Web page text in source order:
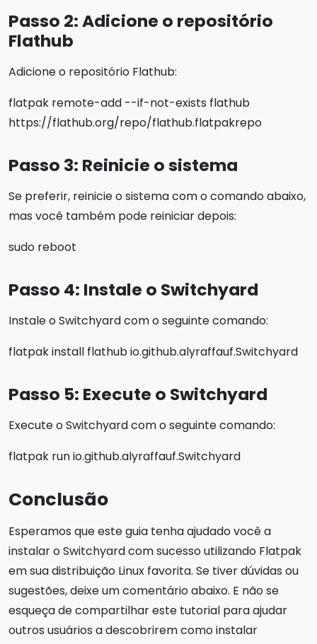
Passo 2: Adicione o repositório
Flathub
Adicione o repositório Flathub:
flatpak remote-add --if-not-exists flathub
https://flathub.org/repo/flathub.flatpakrepo
Passo 3: Reinicie o sistema
Se preferir, reinicie o sistema com o comando abaixo,
mas você também pode reiniciar depois:
sudo reboot
Passo 4: Instale o Switchyard
Instale o Switchyard com o seguinte comando:
flatpak install flathub io.github.alyraffauf.Switchyard
Passo 5: Execute o Switchyard
Execute o Switchyard com o seguinte comando:
flatpak run io.github.alyraffauf.Switchyard
Conclusão
Esperamos que este guia tenha ajudado você a
instalar o Switchyard com sucesso utilizando Flatpak
em sua distribuição Linux favorita. Se tiver dúvidas ou
sugestões, deixe um comentário abaixo. E não se
esqueça de compartilhar este tutorial para ajudar
outros usuários a descobrirem como instalar